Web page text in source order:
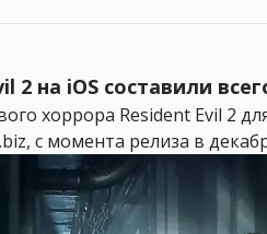
на iOS составили
хоррора Resident Evil 2
с момента релиза в